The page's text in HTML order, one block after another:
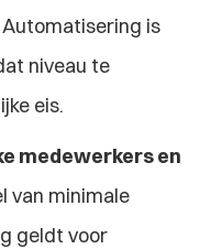
is
niveau te
eis.
medewerkers en
van minimale
geldt voor